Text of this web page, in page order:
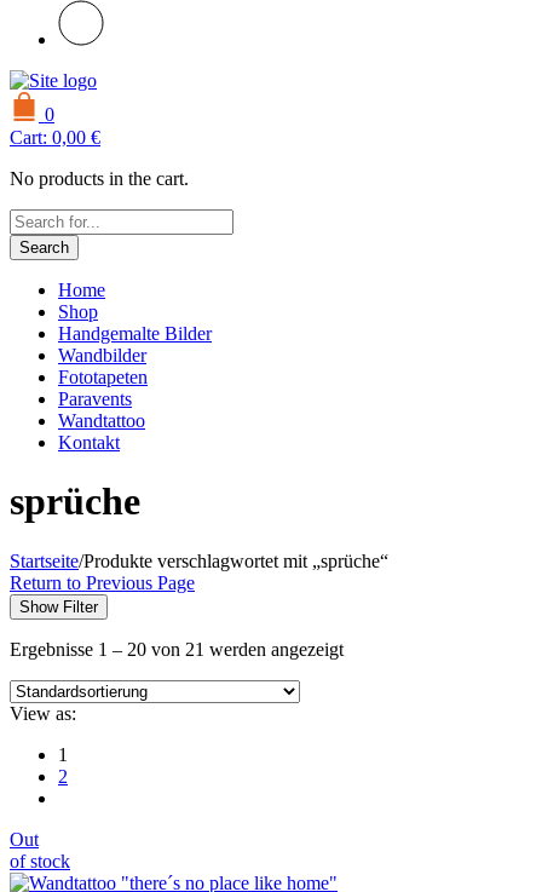
0
Cart: 0,00 €
No products in the cart.
Search
Home
Shop
Handgemalte Bilder
Wandbilder
Fototapeten
Paravents
Wandtattoo
Kontakt
sprüche
Startseite/Produkte verschlagwortet mit „sprüche“
Return to Previous Page
Show Filter
Ergebnisse 1 – 20 von 21 werden angezeigt
View as:
1
2
Out
of stock